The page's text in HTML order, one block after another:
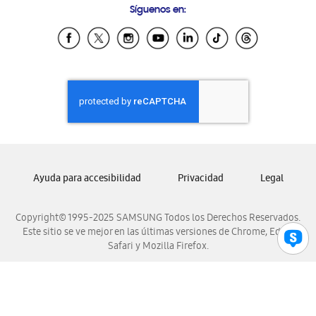
Samsung Ecuador
Samsung El Salvador
Samsung Honduras
Samsung Nicaragua
Samsung Panamá
Samsung Venezuela
Síguenos en:
Copyright© 1995-2025 SAMSUNG Todos los Derechos Reservados.
Este sitio se ve mejor en las últimas versiones de Chrome, Edge,
Safari y Mozilla Firefox.
Ayuda para accesibilidad Privacidad Legal